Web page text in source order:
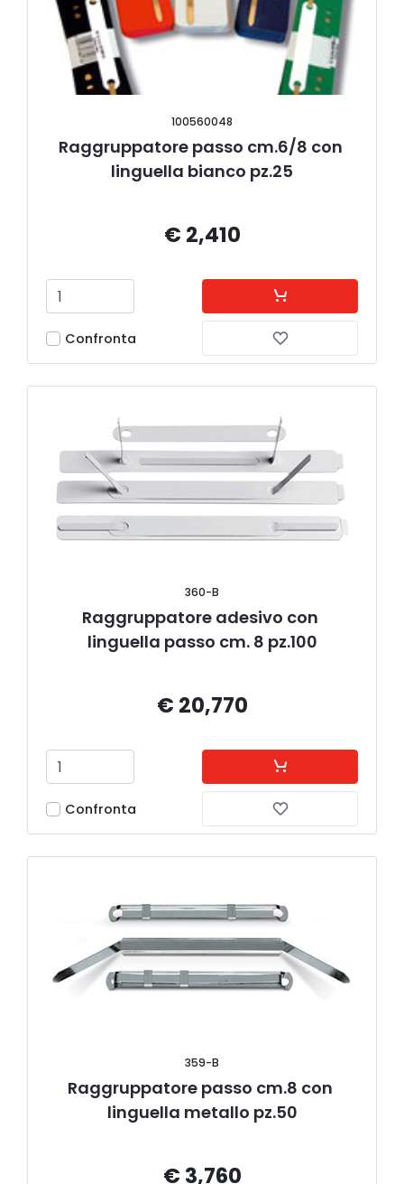
100560048
Raggruppatore passo cm.6/8 con
linguella bianco pz.25
€ 2,410
Confronta
360-B
Raggruppatore adesivo con
linguella passo cm. 8 pz.100
€ 20,770
Confronta
359-B
Raggruppatore passo cm.8 con
linguella metallo pz.50
€ 3,760